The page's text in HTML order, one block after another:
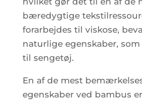
bæredygtige
forarbejdes til viskose,
naturlige egenskaber,
til sengetøj.
En af de mest
egenskaber ved bambus